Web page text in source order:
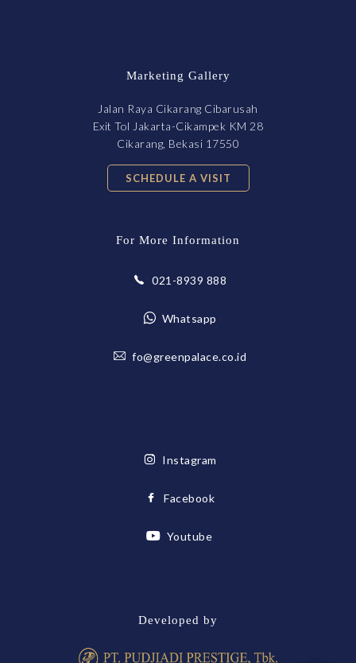
Marketing Gallery
Jalan Raya Cikarang Cibarusah
Exit Tol Jakarta-Cikampek KM 28
Cikarang, Bekasi 17550
SCHEDULE A VISIT
For More Information
021-8939 888
Whatsapp
fo@greenpalace.co.id
Instagram
Facebook
Youtube
Developed by